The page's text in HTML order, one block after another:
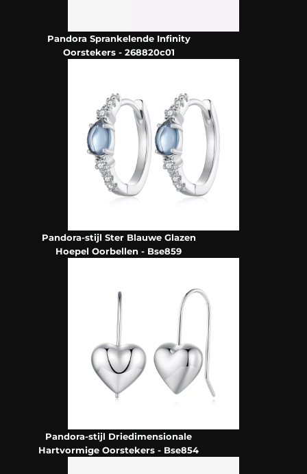
Pandora Sprankelende Infinity
Oorstekers - 268820c01
Pandora-stijl Ster Blauwe Glazen
Hoepel Oorbellen - Bse859
Pandora-stijl Driedimensionale
Hartvormige Oorstekers - Bse854